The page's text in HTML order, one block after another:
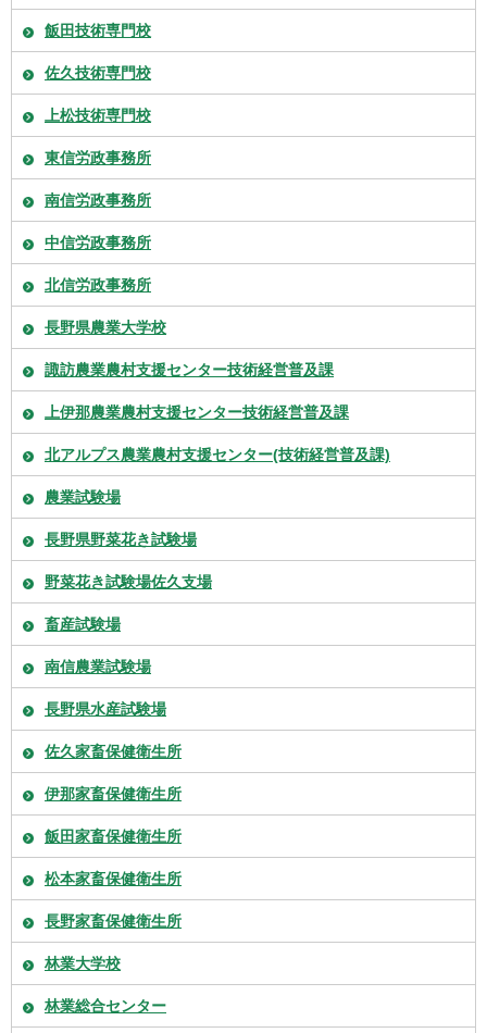
飯田技術専門校
佐久技術専門校
上松技術専門校
東信労政事務所
南信労政事務所
中信労政事務所
北信労政事務所
長野県農業大学校
諏訪農業農村支援センター技術経営普及課
上伊那農業農村支援センター技術経営普及課
北アルプス農業農村支援センター(技術経営普及課)
農業試験場
長野県野菜花き試験場
野菜花き試験場佐久支場
畜産試験場
南信農業試験場
長野県水産試験場
佐久家畜保健衛生所
伊那家畜保健衛生所
飯田家畜保健衛生所
松本家畜保健衛生所
長野家畜保健衛生所
林業大学校
林業総合センター